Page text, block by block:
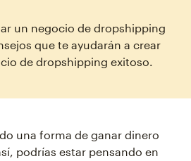
un negocio de dropshipping
que te ayudarán a crear
de dropshipping exitoso.
una forma de ganar dinero
podrías estar pensando en